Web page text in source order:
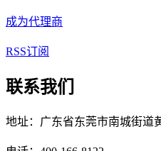
成为代理商
RSS订阅
联系我们
地址：广东省东莞市南城街道